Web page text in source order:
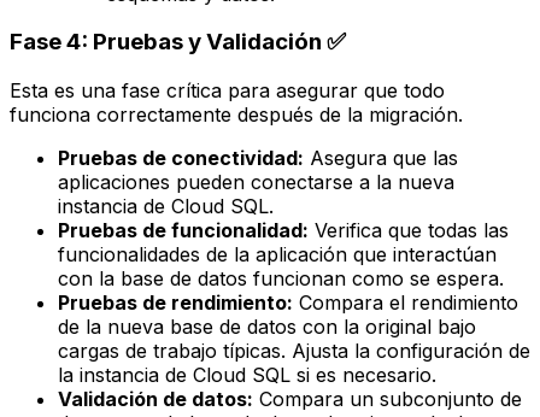
Fase 4: Pruebas y Validación ✅
Esta es una fase crítica para asegurar que todo
funciona correctamente después de la migración.
Pruebas de conectividad: Asegura que las
aplicaciones pueden conectarse a la nueva
instancia de Cloud SQL.
Pruebas de funcionalidad: Verifica que todas las
funcionalidades de la aplicación que interactúan
con la base de datos funcionan como se espera.
Pruebas de rendimiento: Compara el rendimiento
de la nueva base de datos con la original bajo
cargas de trabajo típicas. Ajusta la configuración de
la instancia de Cloud SQL si es necesario.
Validación de datos: Compara un subconjunto de